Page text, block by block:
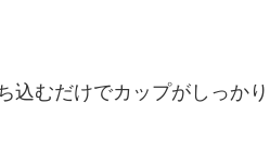
込むだけでカップがしっかり